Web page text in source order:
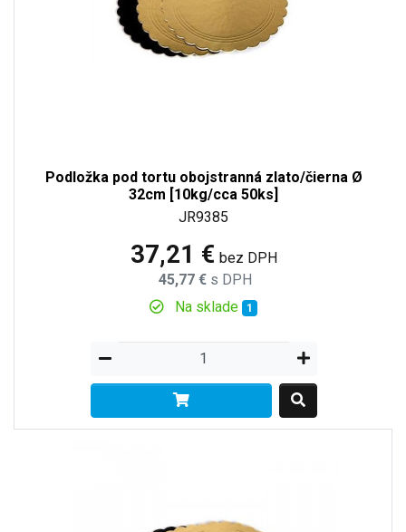
Podložka pod tortu obojstranná zlato/čierna Ø
32cm [10kg/cca 50ks]
JR9385
37,21 € bez DPH
45,77 € s DPH
Na sklade 1